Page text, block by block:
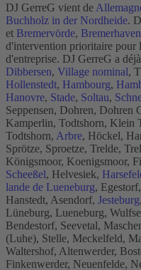
DJ GerreG vient de
Buchholz in der Nordheide.
et Bremervörde, Bremerhaven
d'intervention prioritaire pour
d'entreprise. DJ GerreG a
Dibbersen, Village nominal,
Hollenstedt, Hambourg,
Hanovre, Stade, Soltau,
Seppensen, Dohren, Dohren
Kamperlin, Todtshorn, Klein
Todtshorn, Arbre, Höckel,
Sprötze, Sproetze, Trelde,
Königsmoor, Koenigsmoor,
Scheeßel, Helvesiek,
lande de Lueneburg,
Hanstedt, Asendorf, Jesteburg
Lüneburg, Lueneburg,
Bendestorf, Seevetal,
(Luhe), Stelle, Meckelfeld,
Waltershof, Altenwerder,
Finkenwerder, Neuenfelde,